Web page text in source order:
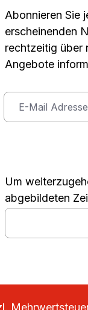
Abonnieren Sie
erscheinenden
rechtzeitig über
Angebote
Um
abgebildeten